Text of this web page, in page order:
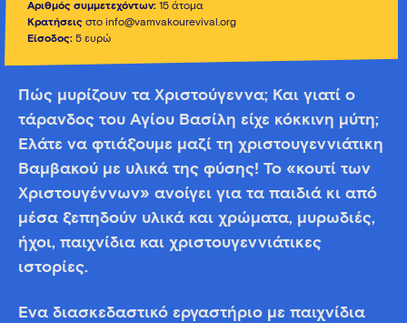
Αριθμός συμμετεχόντων: 15 άτομα
Κρατήσεις στο info@vamvakourevival.org
Είσοδος: 5 ευρώ
Πώς μυρίζουν τα Χριστούγεννα; Και γιατί ο
τάρανδος του Αγίου Βασίλη είχε κόκκινη μύτη;
Ελάτε να φτιάξουμε μαζί τη χριστουγεννιάτικη
Βαμβακού με υλικά της φύσης! Το «κουτί των
Χριστουγέννων» ανοίγει για τα παιδιά κι από
μέσα ξεπηδούν υλικά και χρώματα, μυρωδιές,
ήχοι, παιχνίδια και χριστουγεννιάτικες
ιστορίες.
Ένα διασκεδαστικό εργαστήριο με παιχνίδια